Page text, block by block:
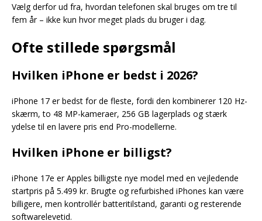
Vælg derfor ud fra, hvordan telefonen skal bruges om tre til
fem år – ikke kun hvor meget plads du bruger i dag.
Ofte stillede spørgsmål
Hvilken iPhone er bedst i 2026?
iPhone 17 er bedst for de fleste, fordi den kombinerer 120 Hz-
skærm, to 48 MP-kameraer, 256 GB lagerplads og stærk
ydelse til en lavere pris end Pro-modellerne.
Hvilken iPhone er billigst?
iPhone 17e er Apples billigste nye model med en vejledende
startpris på 5.499 kr. Brugte og refurbished iPhones kan være
billigere, men kontrollér batteritilstand, garanti og resterende
softwarelevetid.